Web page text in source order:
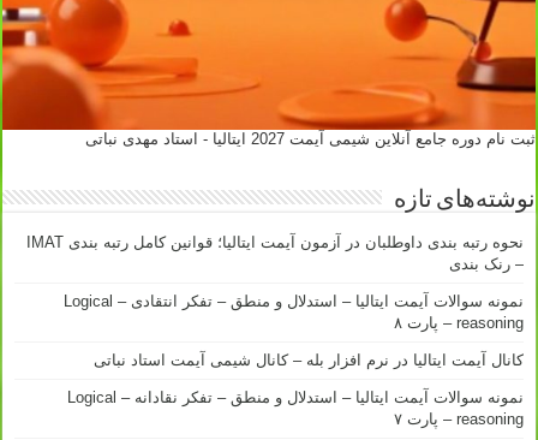
ثبت نام دوره جامع آنلاین شیمی آیمت 2027 ایتالیا - استاد مهدی نباتی
نوشته‌های تازه
نحوه رتبه بندی داوطلبان در آزمون آیمت ایتالیا؛ قوانین کامل رتبه بندی IMAT
– رنک بندی
نمونه سوالات آیمت ایتالیا – استدلال و منطق – تفکر انتقادی – Logical
reasoning – پارت ۸
کانال آیمت ایتالیا در نرم افزار بله – کانال شیمی آیمت استاد نباتی
نمونه سوالات آیمت ایتالیا – استدلال و منطق – تفکر نقادانه – Logical
reasoning – پارت ۷